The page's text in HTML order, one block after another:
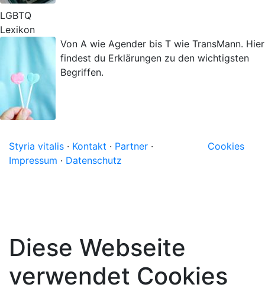
LGBTQ
Lexikon
Von A wie Agender bis T wie TransMann. Hier
findest du Erklärungen zu den wichtigsten
Begriffen.
Styria vitalis · Kontakt · Partner ·
Impressum · Datenschutz
Cookies
Diese Webseite
verwendet Cookies